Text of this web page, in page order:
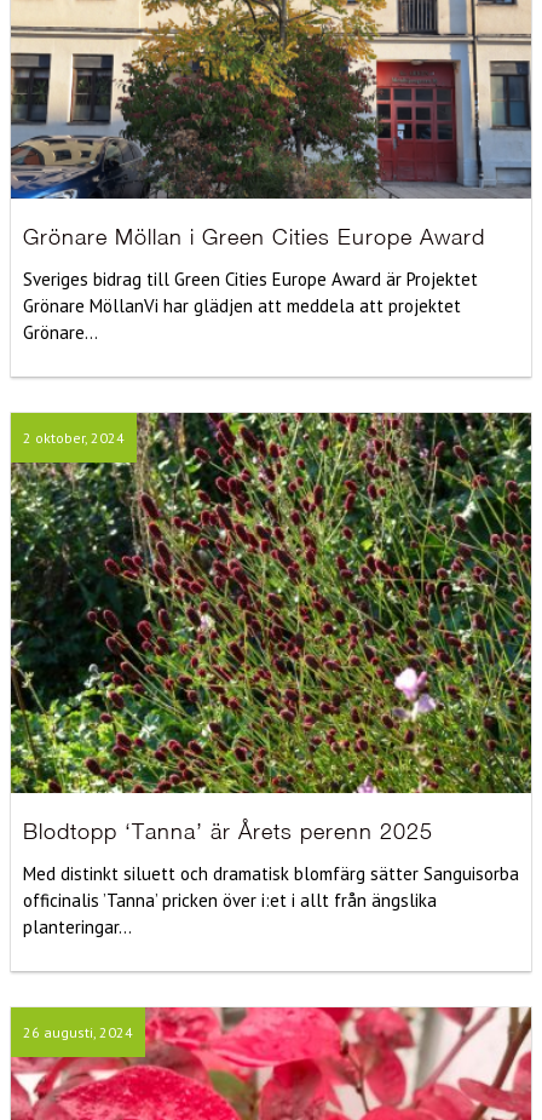
Grönare Möllan i Green Cities Europe Award
Sveriges bidrag till Green Cities Europe Award är Projektet
Grönare MöllanVi har glädjen att meddela att projektet
Grönare...
2 oktober, 2024
Blodtopp ‘Tanna’ är Årets perenn 2025
Med distinkt siluett och dramatisk blomfärg sätter Sanguisorba
officinalis ’Tanna’ pricken över i:et i allt från ängslika
planteringar...
26 augusti, 2024